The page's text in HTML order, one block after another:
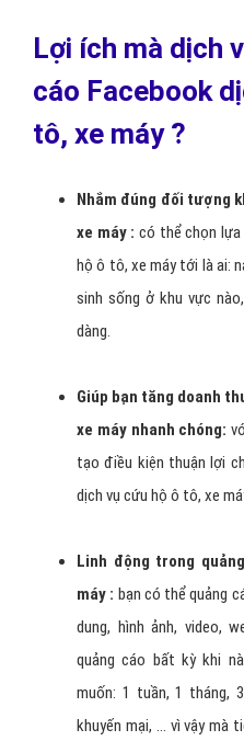
hàng nhu câu dịch vụ
năng một cách
Lợi ích mà dịch
cáo Facebook
tô, xe máy ?
Nhắm đúng đối tượng
xe máy :có thể chọn lựa
hộ ô tô, xe máy tới là ai:
sinh sống ở khu vực
Giúp bạn tăng doanh
xe máy nhanh chóng:
tạo điều kiện thuận lợi
dịch vụ cứu hộ ô tô, xe